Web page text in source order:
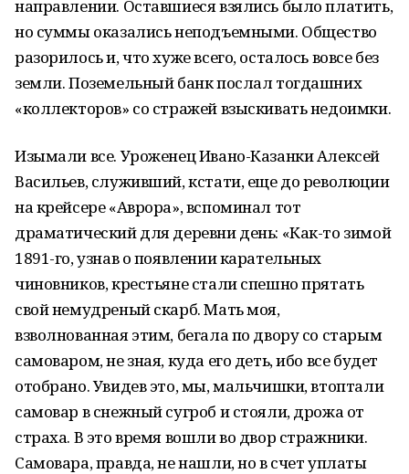
направлении. Оставшиеся взялись было платить,
но суммы оказались неподъемными. Общество
разорилось и, что хуже всего, осталось вовсе без
земли. Поземельный банк послал тогдашних
«коллекторов» со стражей взыскивать недоимки.
Изымали все. Уроженец Ивано-Казанки Алексей
Васильев, служивший, кстати, еще до революции
на крейсере «Аврора», вспоминал тот
драматический для деревни день: «Как-то зимой
1891-го, узнав о появлении карательных
чиновников, крестьяне стали спешно прятать
свой немудреный скарб. Мать моя,
взволнованная этим, бегала по двору со старым
самоваром, не зная, куда его деть, ибо все будет
отобрано. Увидев это, мы, мальчишки, втоптали
самовар в снежный сугроб и стояли, дрожа от
страха. В это время вошли во двор стражники.
Самовара, правда, не нашли, но в счет уплаты